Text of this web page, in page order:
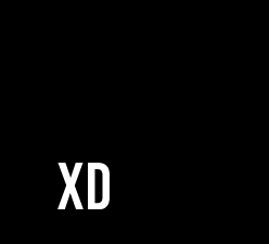
QUIMMCO:
y su Viaje